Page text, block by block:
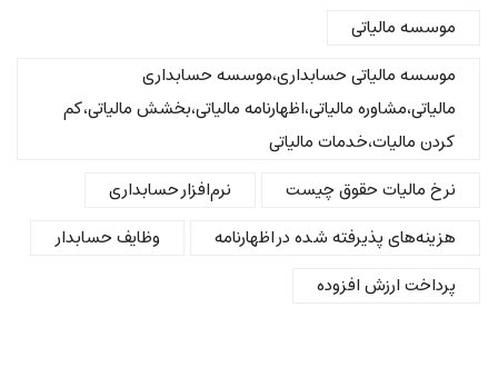
موسسه مالیاتی
موسسه مالیاتی حسابداری،موسسه حسابداری
مالیاتی،مشاوره مالیاتی،اظهارنامه مالیاتی،بخشش مالیاتی،کم
کردن مالیات،خدمات مالیاتی
نرخ مالیات حقوق چیست
نرم‌افزار حسابداری
هزینه‌های پذیرفته شده در اظهارنامه
وظایف حسابدار
پرداخت ارزش افزوده